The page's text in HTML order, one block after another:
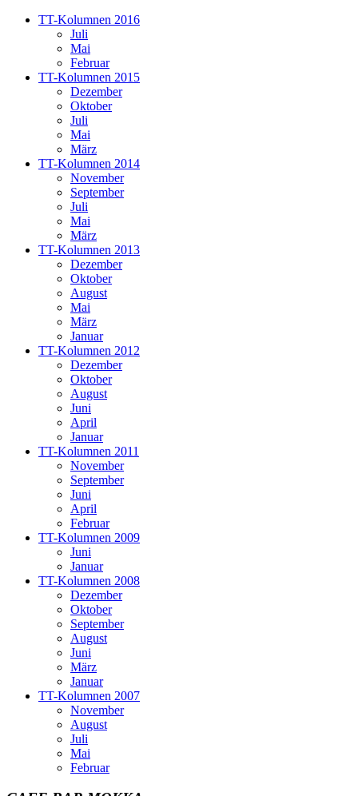
TT-Kolumnen 2016
Juli
Mai
Februar
TT-Kolumnen 2015
Dezember
Oktober
Juli
Mai
März
TT-Kolumnen 2014
November
September
Juli
Mai
März
TT-Kolumnen 2013
Dezember
Oktober
August
Mai
März
Januar
TT-Kolumnen 2012
Dezember
Oktober
August
Juni
April
Januar
TT-Kolumnen 2011
November
September
Juni
April
Februar
TT-Kolumnen 2009
Juni
Januar
TT-Kolumnen 2008
Dezember
Oktober
September
August
Juni
März
Januar
TT-Kolumnen 2007
November
August
Juli
Mai
Februar